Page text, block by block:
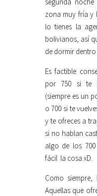
zona muy fría y
lo tienes la
bolivianos, así
de dormir
Es factible
por 750 si te
(siempre es un
o 700 si te
y te ofreces a
si no hablan
algo de los
fácil la cosa xD.
Como
Aquellas que